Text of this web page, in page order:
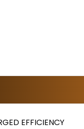
EFFICIENCY